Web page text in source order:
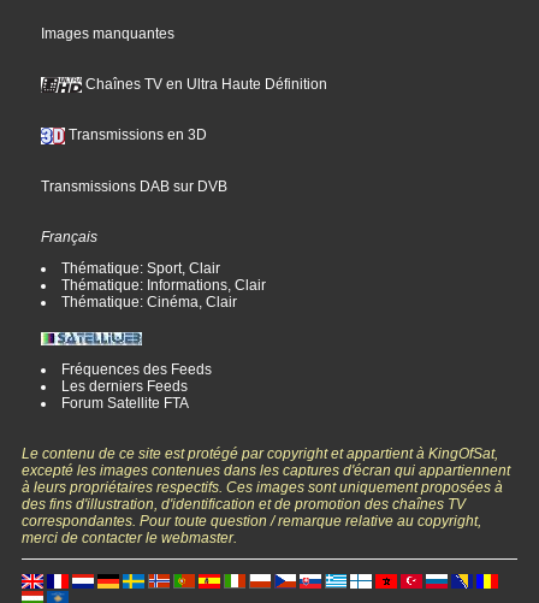
Images manquantes
Chaînes TV en Ultra Haute Définition
Transmissions en 3D
Transmissions DAB sur DVB
Français
Thématique: Sport, Clair
Thématique: Informations, Clair
Thématique: Cinéma, Clair
Fréquences des Feeds
Les derniers Feeds
Forum Satellite FTA
Le contenu de ce site est protégé par copyright et appartient à KingOfSat,
excepté les images contenues dans les captures d'écran qui appartiennent
à leurs propriétaires respectifs. Ces images sont uniquement proposées à
des fins d'illustration, d'identification et de promotion des chaînes TV
correspondantes. Pour toute question / remarque relative au copyright,
merci de contacter le webmaster.